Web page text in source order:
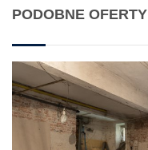
PODOBNE OFERTY